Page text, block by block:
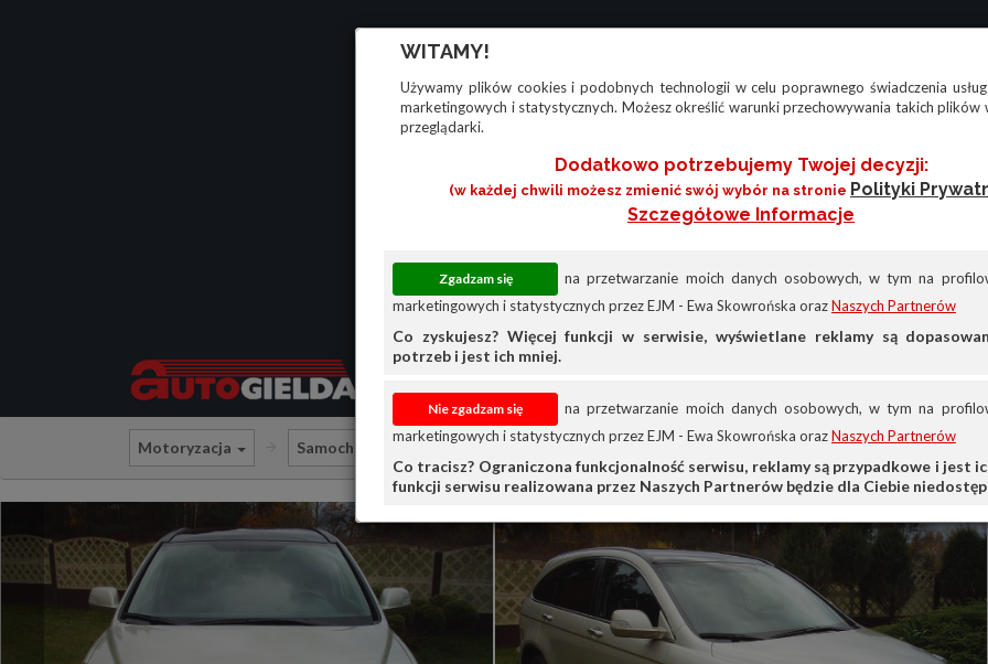
WITAMY!
Używamy plików cookies i podobnych technologii w celu poprawnego świadczenia
marketingowych i statystycznych. Możesz określić warunki przechowywania takich plików
przeglądarki.
Dodatkowo potrzebujemy Twojej decyzji:
(w każdej chwili możesz zmienić swój wybór na stronie Polityki
Szczegółowe Informacje
na przetwarzanie moich danych osobowych, w tym na
marketingowych i statystycznych przez EJM - Ewa Skowrońska orazNaszych Partnerów
Co zyskujesz? Więcej funkcji w serwisie, wyświetlane reklamy są
potrzeb i jest ich mniej.
na przetwarzanie moich danych osobowych, w tym na
marketingowych i statystycznych przez EJM - Ewa Skowrońska orazNaszych Partnerów
Co tracisz? Ograniczona funkcjonalność serwisu, reklamy są przypadkowe i jest
funkcji serwisu realizowana przez Naszych Partnerów będzie dla Ciebie
Motoryzacja Samochody osobowe Honda Honda Cr-v